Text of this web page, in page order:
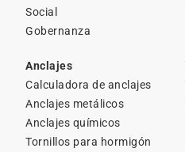
Social
Gobernanza
Anclajes
Calculadora de anclajes
Anclajes metálicos
Anclajes químicos
Tornillos para hormigón